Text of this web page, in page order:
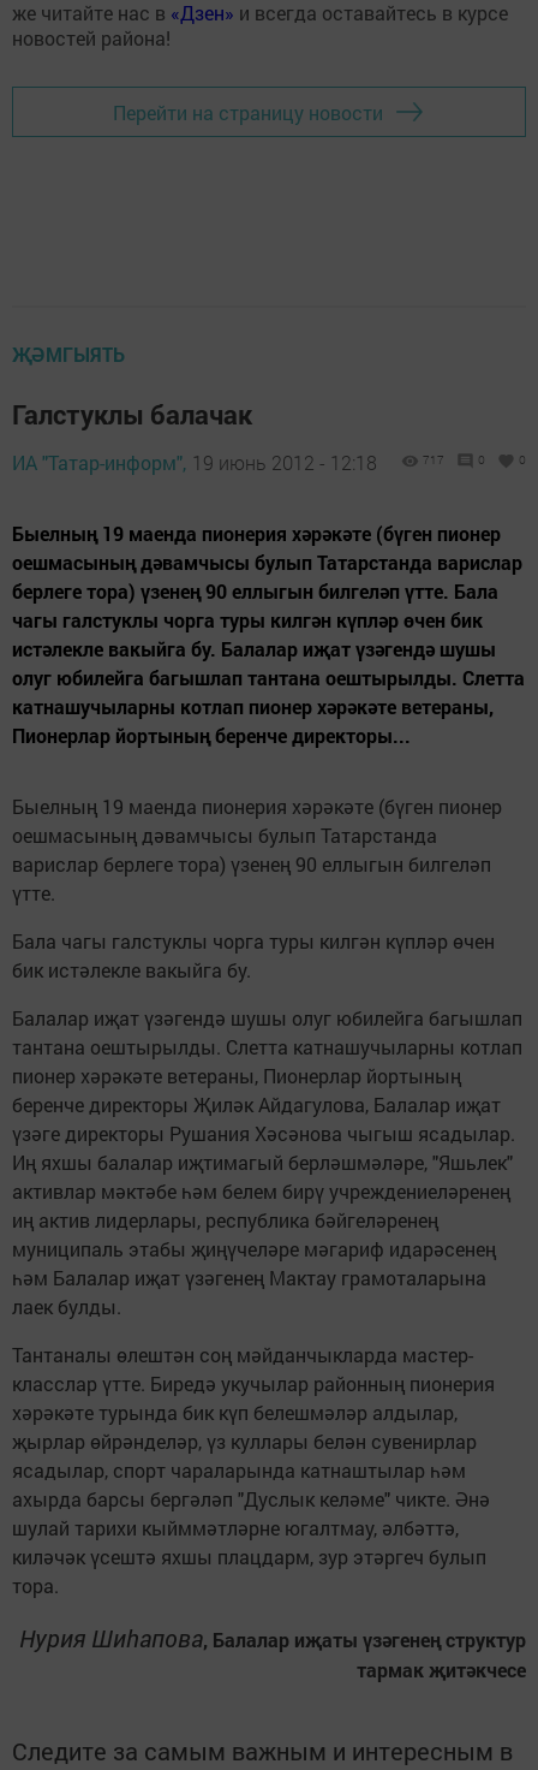
же читайте нас в «Дзен» и всегда оставайтесь в курсе
новостей района!
Перейти на страницу новости
ҖӘМГЫЯТЬ
Галстуклы балачак
ИА "Татар-информ", 19 июнь 2012 - 12:18 717 0 0
Быелның 19 маенда пионерия хәрәкәте (бүген пионер
оешмасының дәвамчысы булып Татарстанда варислар
берлеге тора) үзенең 90 еллыгын билгеләп үтте. Бала
чагы галстуклы чорга туры килгән күпләр өчен бик
истәлекле вакыйга бу. Балалар иҗат үзәгендә шушы
олуг юбилейга багышлап тантана оештырылды. Слетта
катнашучыларны котлап пионер хәрәкәте ветераны,
Пионерлар йортының беренче директоры...
Быелның 19 маенда пионерия хәрәкәте (бүген пионер
оешмасының дәвамчысы булып Татарстанда
варислар берлеге тора) үзенең 90 еллыгын билгеләп
үтте.
Бала чагы галстуклы чорга туры килгән күпләр өчен
бик истәлекле вакыйга бу.
Балалар иҗат үзәгендә шушы олуг юбилейга багышлап
тантана оештырылды. Слетта катнашучыларны котлап
пионер хәрәкәте ветераны, Пионерлар йортының
беренче директоры Җиләк Айдагулова, Балалар иҗат
үзәге директоры Рушания Хәсәнова чыгыш ясадылар.
Иң яхшы балалар иҗтимагый берләшмәләре, "Яшьлек"
активлар мәктәбе һәм белем бирү учреждениеләренең
иң актив лидерлары, республика бәйгеләренең
муниципаль этабы җиңүчеләре мәгариф идарәсенең
һәм Балалар иҗат үзәгенең Мактау грамоталарына
лаек булды.
Тантаналы өлештән соң мәйданчыкларда мастер-
класслар үтте. Биредә укучылар районның пионерия
хәрәкәте турында бик күп белешмәләр алдылар,
җырлар өйрәнделәр, үз куллары белән сувенирлар
ясадылар, спорт чараларында катнаштылар һәм
ахырда барсы бергәләп "Дуслык келәме" чикте. Әнә
шулай тарихи кыйммәтләрне югалтмау, әлбәттә,
киләчәк үсештә яхшы плацдарм, зур этәргеч булып
тора.
Нурия Шиһапова, Балалар иҗаты үзәгенең структур
тармак җитәкчесе
Следите за самым важным и интересным в